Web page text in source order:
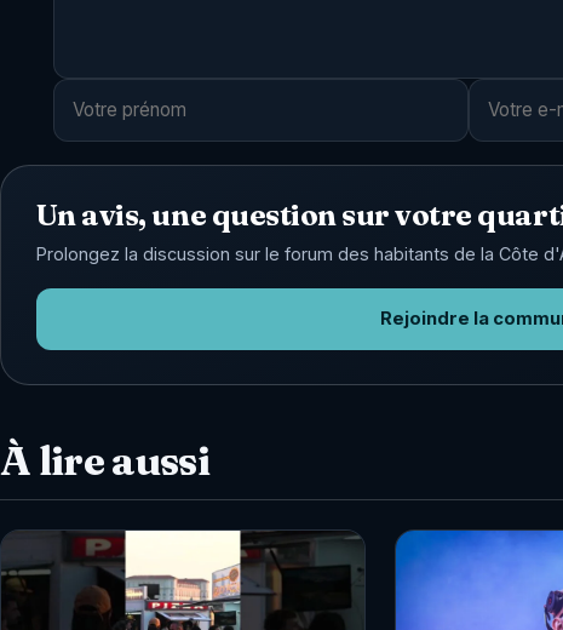
Un avis, une question sur votre
Prolongez la discussion sur le forum des habitants de la Côte
Rejoindre la
À lire aussi